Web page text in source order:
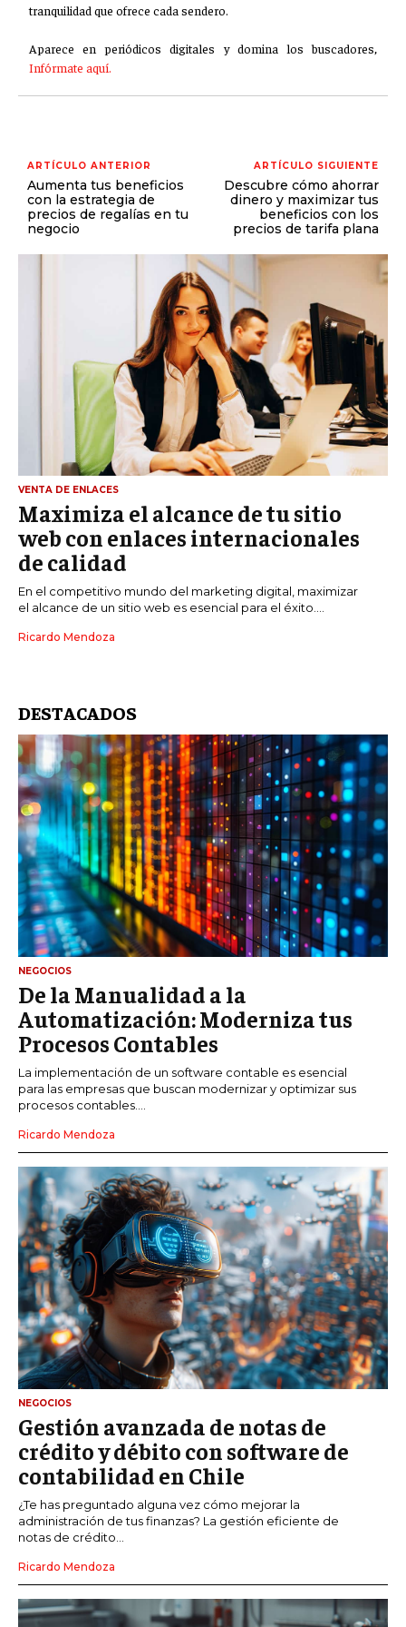
tranquilidad que ofrece cada sendero.
Aparece en periódicos digitales y domina los buscadores,
Infórmate aquí.
ARTÍCULO ANTERIOR
Aumenta tus beneficios
con la estrategia de
precios de regalías en tu
negocio
ARTÍCULO SIGUIENTE
Descubre cómo ahorrar
dinero y maximizar tus
beneficios con los
precios de tarifa plana
VENTA DE ENLACES
Maximiza el alcance de tu sitio
web con enlaces internacionales
de calidad
En el competitivo mundo del marketing digital, maximizar
el alcance de un sitio web es esencial para el éxito....
Ricardo Mendoza
DESTACADOS
NEGOCIOS
De la Manualidad a la
Automatización: Moderniza tus
Procesos Contables
La implementación de un software contable es esencial
para las empresas que buscan modernizar y optimizar sus
procesos contables....
Ricardo Mendoza
NEGOCIOS
Gestión avanzada de notas de
crédito y débito con software de
contabilidad en Chile
¿Te has preguntado alguna vez cómo mejorar la
administración de tus finanzas? La gestión eficiente de
notas de crédito...
Ricardo Mendoza